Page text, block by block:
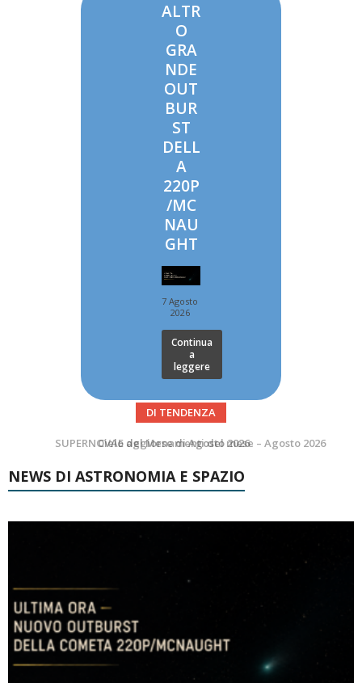
ALTR
O
GRA
NDE
OUT
BUR
ST
DELL
A
220P
/MC
NAU
GHT
7 Agosto
2026
Continua
a
leggere
DI TENDENZA
SUPERNOVAE aggiornamenti del mese – Agosto 2026
NEWS DI ASTRONOMIA E SPAZIO